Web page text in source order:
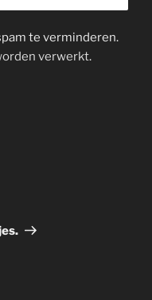
te verminderen.
verwerkt.